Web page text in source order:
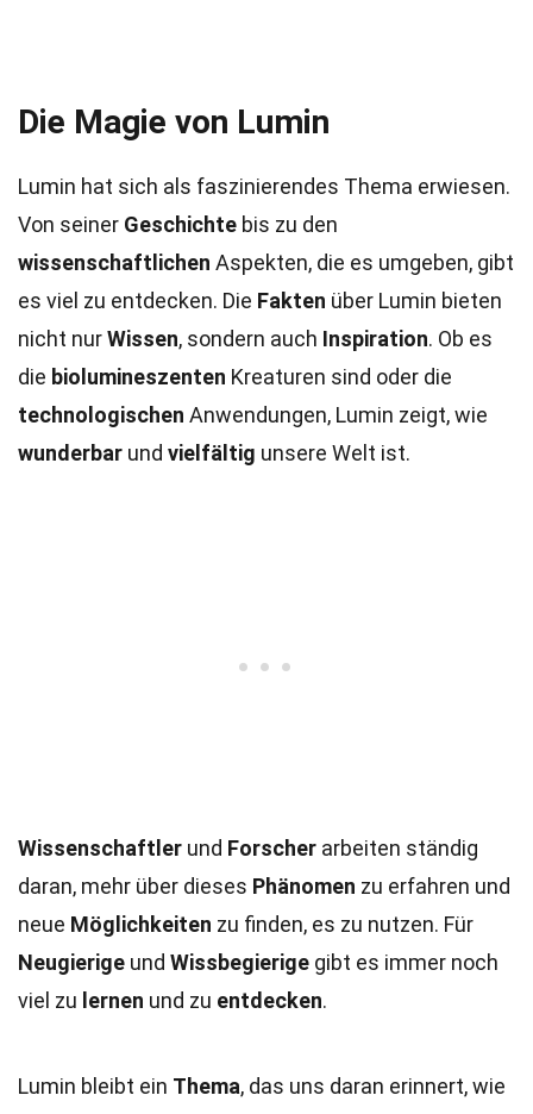
Die Magie von Lumin
Lumin hat sich als faszinierendes Thema erwiesen.
Von seiner Geschichte bis zu den
wissenschaftlichen Aspekten, die es umgeben, gibt
es viel zu entdecken. Die Fakten über Lumin bieten
nicht nurWissen, sondern auch Inspiration. Ob es
die biolumineszenten Kreaturen sind oder die
technologischen Anwendungen, Lumin zeigt, wie
wunderbar und vielfältig unsere Welt ist.
Wissenschaftler und Forscher arbeiten ständig
daran, mehr über dieses Phänomen zu erfahren und
neue Möglichkeiten zu finden, es zu nutzen. Für
Neugierige und Wissbegierige gibt es immer noch
viel zu lernen und zu entdecken.
Lumin bleibt ein Thema, das uns daran erinnert, wie